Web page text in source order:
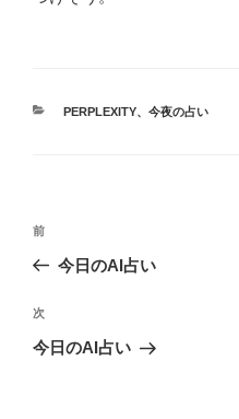
カ
PERPLEXITY、 今夜の占い
投
ビ
ゲ
前
の
稿
前
今日のAI占い
次
の
次
今日のAI占い